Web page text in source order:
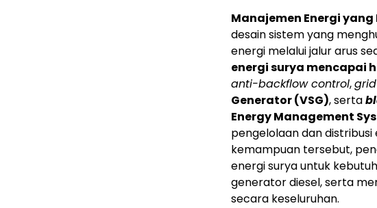
Manajemen Energi
desain sistem yang
energi melalui jalur arus
energi surya mencapai
anti-backflow control,
Generator (VSG), serta
Energy Management
pengelolaan dan distribusi
kemampuan tersebut,
energi surya untuk
generator diesel, serta
secara keseluruhan.